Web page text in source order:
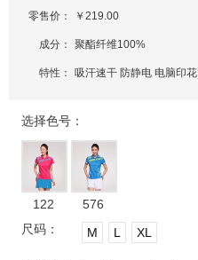
零售价： ￥219.00
成分： 聚酯纤维100%
特性： 吸汗速干 防静电 电脑印花
选择色号：
122
576
尺码：
M L XL